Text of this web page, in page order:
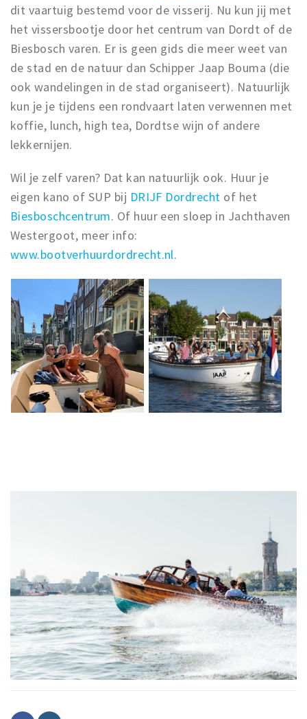
dit vaartuig bestemd voor de visserij. Nu kun jij met
het vissersbootje door het centrum van Dordt of de
Biesbosch varen. Er is geen gids die meer weet van
de stad en de natuur dan Schipper Jaap Bouma (die
ook wandelingen in de stad organiseert). Natuurlijk
kun je je tijdens een rondvaart laten verwennen met
koffie, lunch, high tea, Dordtse wijn of andere
lekkernijen.
Wil je zelf varen? Dat kan natuurlijk ook. Huur je
eigen kano of SUP bij DRIJF Dordrecht of het
Biesboschcentrum. Of huur een sloep in Jachthaven
Westergoot, meer info:
www.bootverhuurdordrecht.nl.